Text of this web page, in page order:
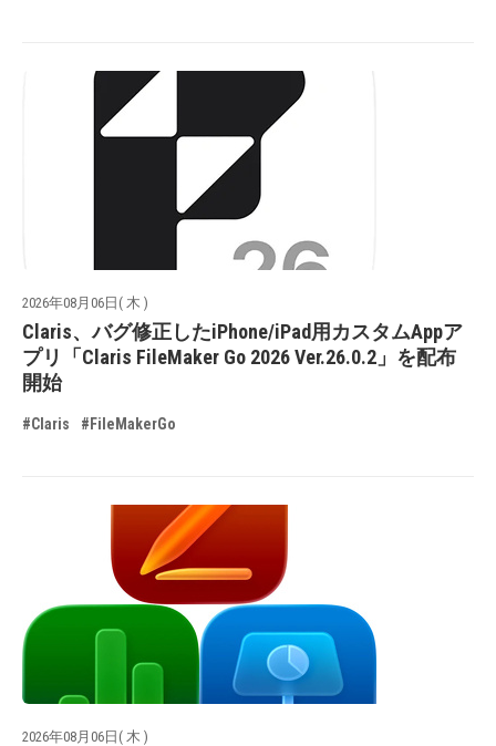
2026年08月06日( 木 )
Claris、バグ修正したiPhone/iPad用カスタムAppア
プリ「Claris FileMaker Go 2026 Ver.26.0.2」を配布
開始
#Claris #FileMakerGo
2026年08月06日( 木 )